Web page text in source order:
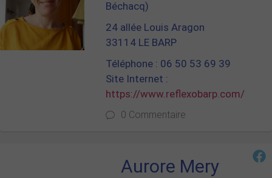
Béchacq)
24 allée Louis Aragon
33114 LE BARP
Téléphone : 06 50 53 69 39
Site Internet :
https://www.reflexobarp.com/
0 Commentaire
Aurore Mery